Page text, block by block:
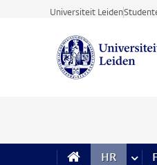
Ga direct naar de inhoud
Universiteit Leiden
HR meer